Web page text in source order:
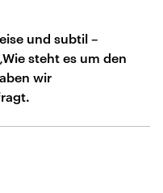
und subtil –
steht es um den
wir